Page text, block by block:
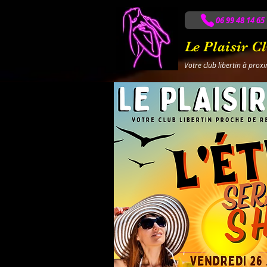
Le Plaisir
Votre club libertin à
06 99 48 14 65